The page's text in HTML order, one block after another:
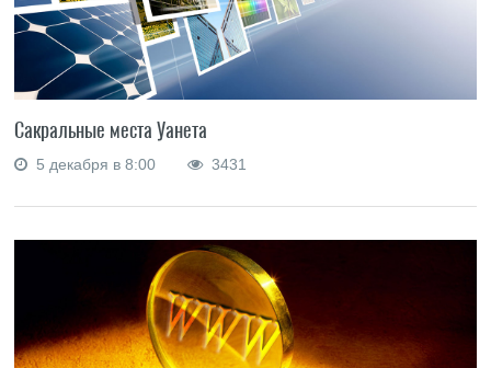
Сакральные места Уанета
5 декабря в 8:00 3431